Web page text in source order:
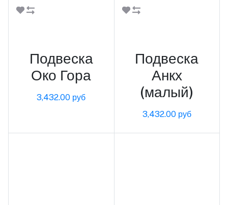
Подвеска
Око Гора
3,432.00 руб
Подвеска
Анкх
(малый)
3,432.00 руб